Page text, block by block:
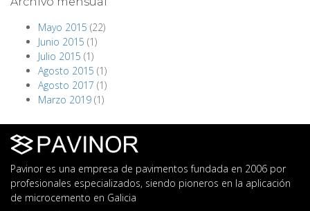
Mayo 2015 (22)
Junio 2015 (1)
Julio 2015 (1)
Agosto 2015 (1)
Agosto 2017 (1)
Marzo 2019 (1)
Pavinor es una empresa de pavimentos fundada en 2006 por
profesionales especializados, siendo pioneros en la aplicación
de microcemento en Galicia